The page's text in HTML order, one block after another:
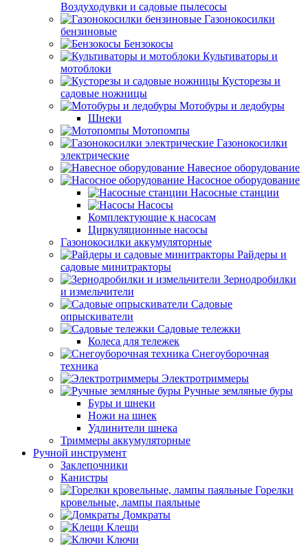
Воздуходувки и садовые пылесосы
Газонокосилки
бензиновые
Бензокосы
Культиваторы и
мотоблоки
Кусторезы и
садовые ножницы
Мотобуры и ледобуры
Шнеки
Мотопомпы
Газонокосилки
электрические
Навесное оборудование
Насосное оборудование
Насосные станции
Насосы
Комплектующие к насосам
Циркуляционные насосы
Газонокосилки аккумуляторные
Райдеры и
садовые минитракторы
Зернодробилки
и измельчители
Садовые
опрыскиватели
Садовые тележки
Колеса для тележек
Снегоуборочная
техника
Электротриммеры
Ручные земляные буры
Буры и шнеки
Ножи на шнек
Удлинители шнека
Триммеры аккумуляторные
Ручной инструмент
Заклепочники
Канистры
Горелки
кровельные, лампы паяльные
Домкраты
Клещи
Ключи